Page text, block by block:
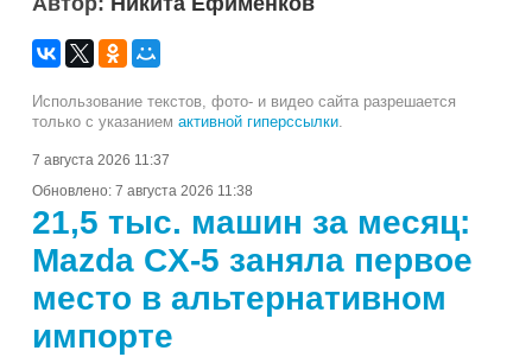
Использование текстов, фото- и видео сайта разрешается
только с указанием активной гиперссылки.
7 августа 2026 11:37
Обновлено: 7 августа 2026 11:38
21,5 тыс. машин за месяц:
Mazda CX-5 заняла первое
место в альтернативном
импорте